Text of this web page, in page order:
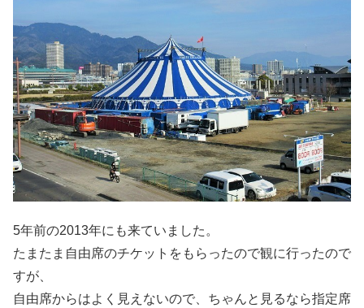
5年前の2013年にも来ていました。
たまたま自由席のチケットをもらったので観に行ったので
すが、
自由席からはよく見えないので、ちゃんと見るなら指定席